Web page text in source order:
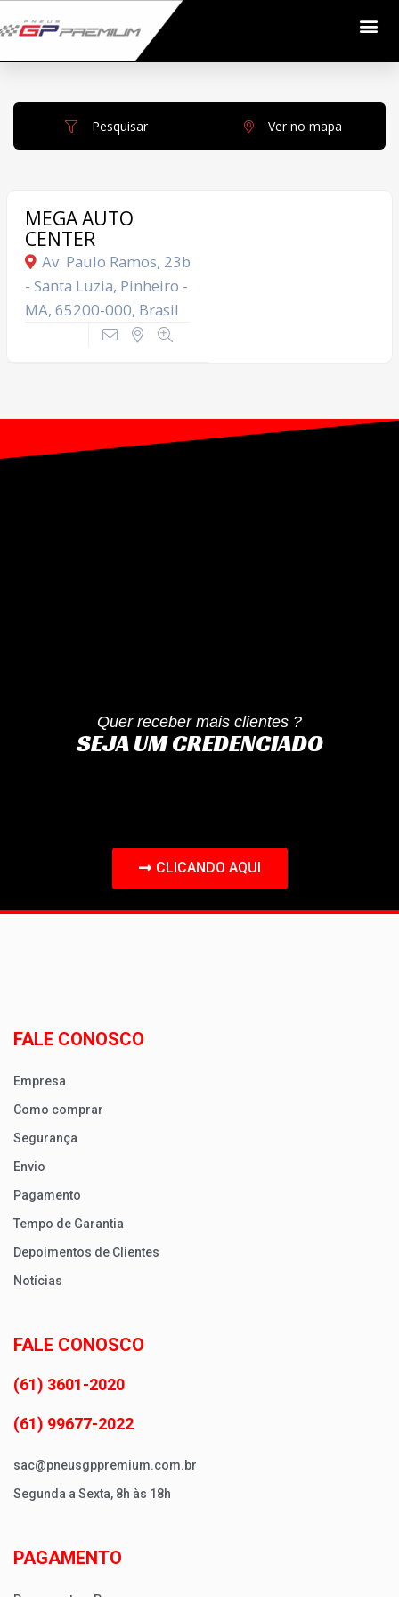
Pesquisar Ver no mapa
MEGA AUTO
CENTER
Av. Paulo Ramos, 23b
- Santa Luzia, Pinheiro -
MA, 65200-000, Brasil
Quer receber mais clientes ?
SEJA UM CREDENCIADO
CLICANDO AQUI
FALE CONOSCO
Empresa
Como comprar
Segurança
Envio
Pagamento
Tempo de Garantia
Depoimentos de Clientes
Notícias
FALE CONOSCO
(61) 3601-2020
(61) 99677-2022
sac@pneusgppremium.com.br
Segunda a Sexta, 8h às 18h
PAGAMENTO